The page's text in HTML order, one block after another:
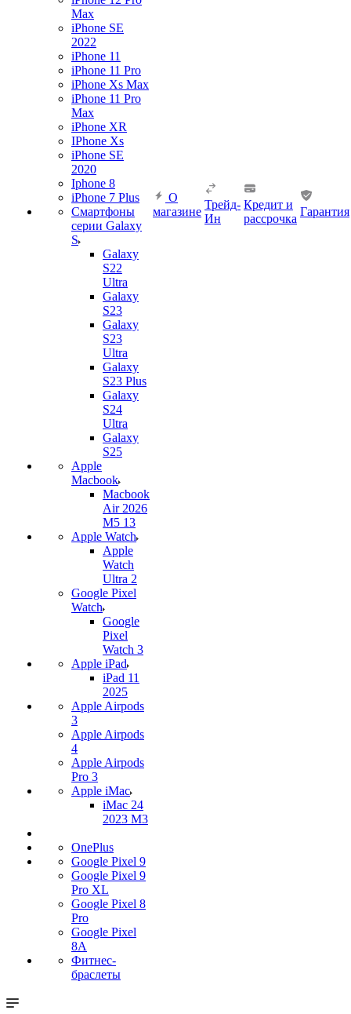
Max
iPhone SE
2022
iPhone 11
iPhone 11 Pro
iPhone Xs Max
iPhone 11 Pro
Max
iPhone XR
IPhone Xs
iPhone SE
2020
Iphone 8
iPhone 7 Plus
Смартфоны
серии Galaxy
S
Galaxy
S22
Ultra
Galaxy
S23
Galaxy
S23
Ultra
Galaxy
S23 Plus
Galaxy
S24
Ultra
Galaxy
S25
Apple
Macbook
Macbook
Air 2026
M5 13
Apple Watch
Apple
Watch
Ultra 2
Google Pixel
Watch
Google
Pixel
Watch 3
Apple iPad
iPad 11
2025
Apple Airpods
3
Apple Airpods
4
Apple Airpods
Pro 3
Apple iMac
iMac 24
2023 M3
OnePlus
Google Pixel 9
Google Pixel 9
Pro XL
Google Pixel 8
Pro
Google Pixel
8A
Фитнес-
браслеты
О
магазине
Трейд-
Ин
Кредит и
рассрочка
Гарантия